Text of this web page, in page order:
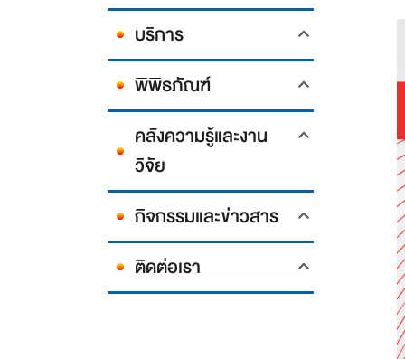
บริการ
พิพิธภัณฑ์
คลังความรู้และงาน
วิจัย
กิจกรรมและข่าวสาร
ติดต่อเรา